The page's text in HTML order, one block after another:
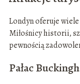
Londyn oferuje
Miłośnicy historii,
pewnością
Pałac